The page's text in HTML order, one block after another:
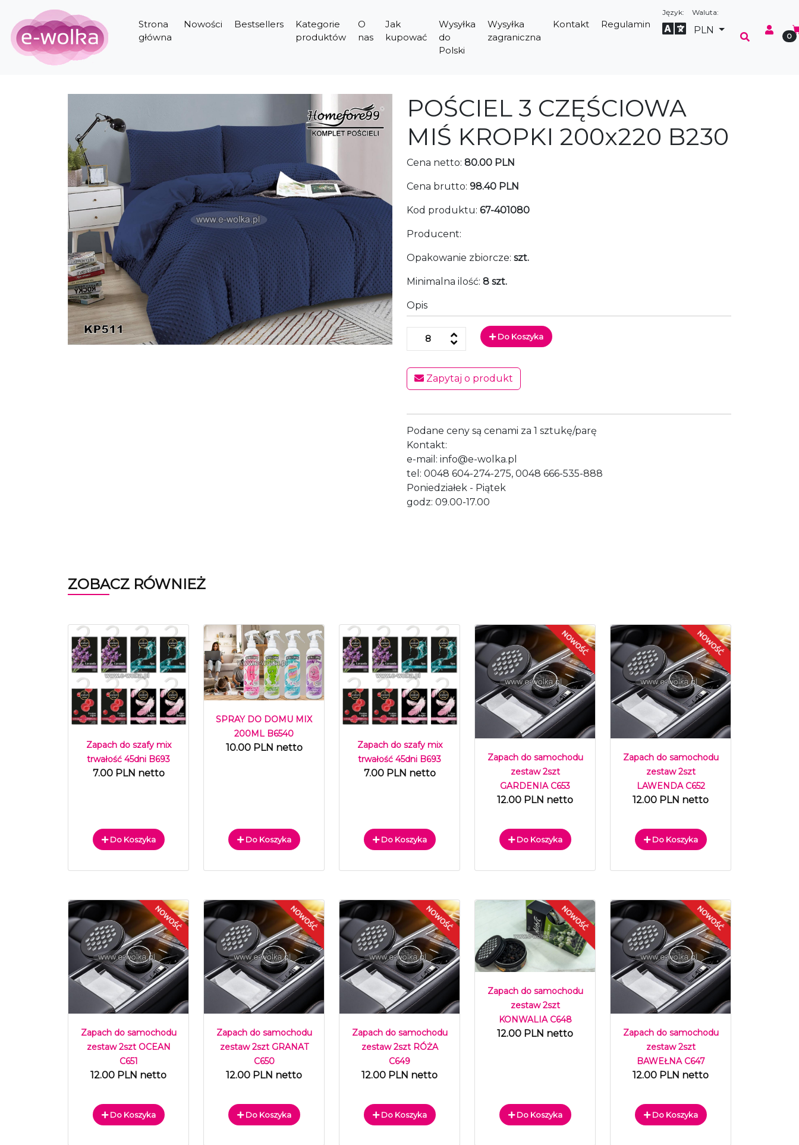
Strona
główna
Nowości Bestsellers
Kategorie
produktów
O
nas
Jak
kupować
Wysyłka
do
Polski
Wysyłka
zagraniczna
Kontakt Regulamin
Język:
Select Language
Waluta:
PLN
0
POŚCIEL 3 CZĘŚCIOWA
MIŚ KROPKI 200x220 B230
Cena netto: 80.00 PLN
Cena brutto: 98.40 PLN
Kod produktu: 67-401080
Producent:
Opakowanie zbiorcze: szt.
Minimalna ilość: 8 szt.
Opis
Do Koszyka
Zapytaj o produkt
Podane ceny są cenami za 1 sztukę/parę
Kontakt:
e-mail: info@e-wolka.pl
tel: 0048 604-274-275, 0048 666-535-888
Poniedziałek - Piątek
godz: 09.00-17.00
ZOBACZ RÓWNIEŻ
Zapach do szafy mix
trwałość 45dni B693
7.00 PLN netto
Do Koszyka
SPRAY DO DOMU MIX
200ML B6540
10.00 PLN netto
Do Koszyka
Zapach do szafy mix
trwałość 45dni B693
7.00 PLN netto
Do Koszyka
Zapach do samochodu
zestaw 2szt
GARDENIA C653
12.00 PLN netto
Do Koszyka
Zapach do samochodu
zestaw 2szt
LAWENDA C652
12.00 PLN netto
Do Koszyka
Zapach do samochodu
zestaw 2szt OCEAN
C651
12.00 PLN netto
Do Koszyka
Zapach do samochodu
zestaw 2szt GRANAT
C650
12.00 PLN netto
Do Koszyka
Zapach do samochodu
zestaw 2szt RÓŻA
C649
12.00 PLN netto
Do Koszyka
Zapach do samochodu
zestaw 2szt
KONWALIA C648
12.00 PLN netto
Do Koszyka
Zapach do samochodu
zestaw 2szt
BAWEŁNA C647
12.00 PLN netto
Do Koszyka